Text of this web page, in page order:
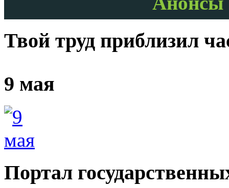
Твой труд приблизил
9 мая
Портал